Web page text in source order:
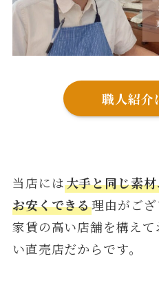
職人紹介
当店には大手と同じ素
お安くできる理由がござ
家賃の高い店舗を構え
い直売店だからです。